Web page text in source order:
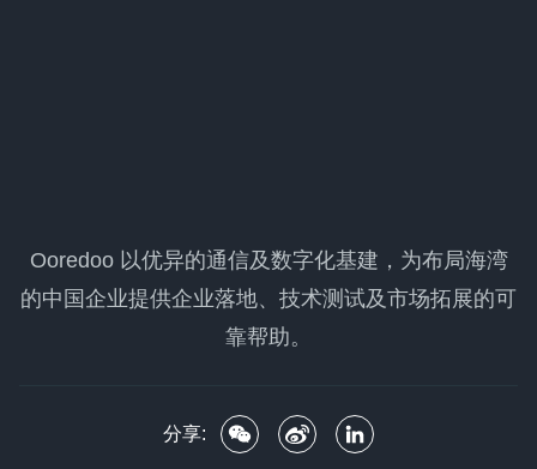
Ooredoo 以优异的通信及数字化基建，为布局海湾
的中国企业提供企业落地、技术测试及市场拓展的可
靠帮助。
分享: